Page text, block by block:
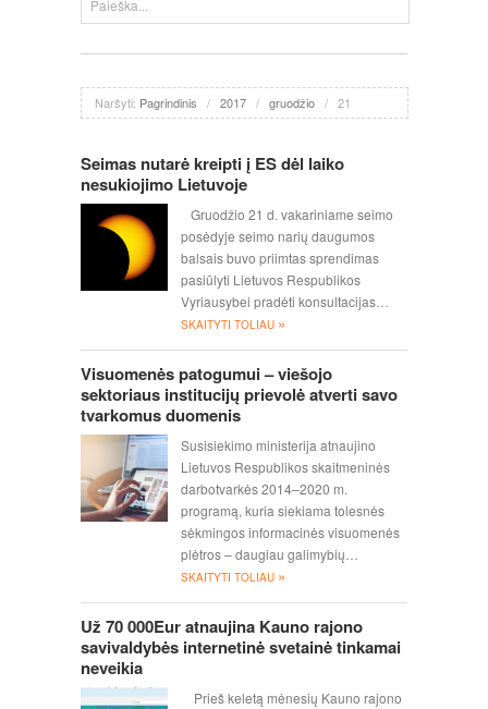
Naršyti: Pagrindinis / 2017 / gruodžio / 21
Seimas nutarė kreipti į ES dėl laiko
nesukiojimo Lietuvoje
Gruodžio 21 d. vakariniame seimo
posėdyje seimo narių daugumos
balsais buvo priimtas sprendimas
pasiūlyti Lietuvos Respublikos
Vyriausybei pradėti konsultacijas…
SKAITYTI TOLIAU »
Visuomenės patogumui – viešojo
sektoriaus institucijų prievolė atverti savo
tvarkomus duomenis
Susisiekimo ministerija atnaujino
Lietuvos Respublikos skaitmeninės
darbotvarkės 2014–2020 m.
programą, kuria siekiama tolesnės
sėkmingos informacinės visuomenės
plėtros – daugiau galimybių…
SKAITYTI TOLIAU »
Už 70 000Eur atnaujina Kauno rajono
savivaldybės internetinė svetainė tinkamai
neveikia
Prieš keletą mėnesių Kauno rajono